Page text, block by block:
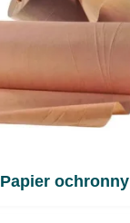
Papier ochronny